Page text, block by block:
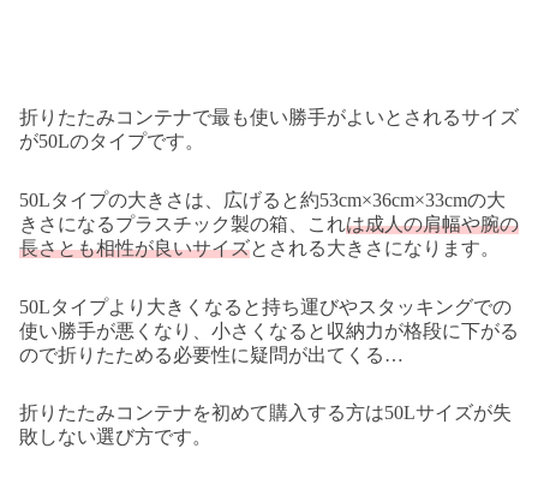
折りたたみコンテナで最も使い勝手がよいとされるサイズ
が50Lのタイプです。
50Lタイプの大きさは、広げると約53cm×36cm×33cmの大
きさになるプラスチック製の箱、これは成人の肩幅や腕の
長さとも相性が良いサイズとされる大きさになります。
50Lタイプより大きくなると持ち運びやスタッキングでの
使い勝手が悪くなり、小さくなると収納力が格段に下がる
ので折りたためる必要性に疑問が出てくる…
折りたたみコンテナを初めて購入する方は50Lサイズが失
敗しない選び方です。